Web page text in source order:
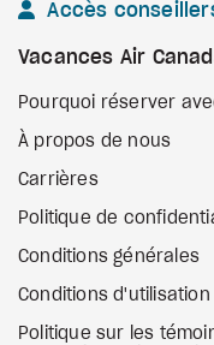
Accès
Vacances Air
Pourquoi réserver
À propos de nous
Carrières
Politique de
Conditions générales
Conditions d'utilisation
Politique sur les